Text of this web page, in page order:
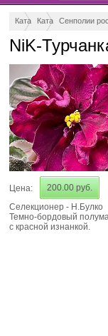
КаталогКаталог сенполий
Сенполии
NiK-
Цена:
200.00 руб.
Селекционер - Н.Булко
Темно-бордовый
с красной изнанкой.